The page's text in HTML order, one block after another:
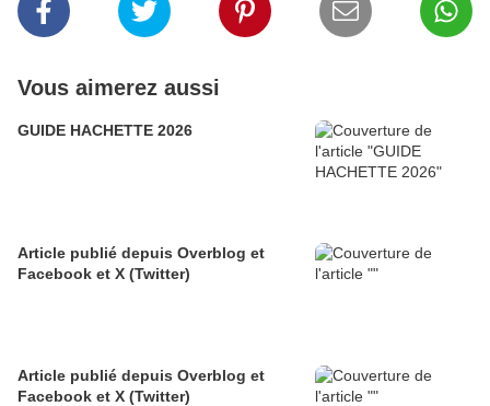
Vous aimerez aussi
GUIDE HACHETTE 2026
Article publié depuis Overblog et
Facebook et X (Twitter)
Article publié depuis Overblog et
Facebook et X (Twitter)